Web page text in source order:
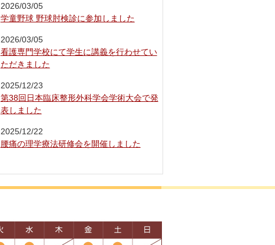
2026/03/05
学童野球 野球肘検診に参加しました
2026/03/05
看護専門学校にて学生に講義を行わせてい
ただきました
2025/12/23
第38回日本臨床整形外科学会学術大会で発
表しました
2025/12/22
腰痛の理学療法研修会を開催しました